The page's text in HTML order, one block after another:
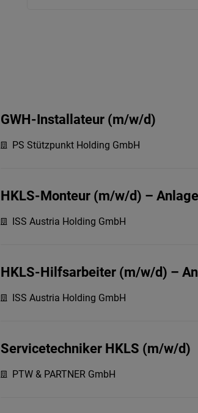
GWH-Installateur (m/w/d)
PS Stützpunkt Holding GmbH
HKLS-Monteur (m/w/d) –
ISS Austria Holding GmbH
HKLS-Hilfsarbeiter (m/w/d) –
ISS Austria Holding GmbH
Servicetechniker HKLS (m/w/d)
PTW & PARTNER GmbH